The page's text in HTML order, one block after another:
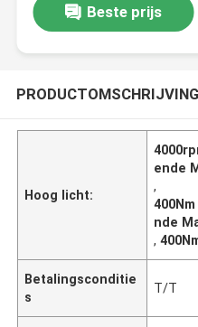
Beste prijs
PRODUCTOMSCHRIJVING
Hoog licht:
ende
,
nde
,
Betalingsconditie
s
T/T